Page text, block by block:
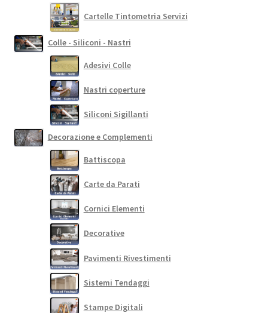
Cartelle Tintometria Servizi
Colle - Siliconi - Nastri
Adesivi Colle
Nastri coperture
Siliconi Sigillanti
Decorazione e Complementi
Battiscopa
Carte da Parati
Cornici Elementi
Decorative
Pavimenti Rivestimenti
Sistemi Tendaggi
Stampe Digitali